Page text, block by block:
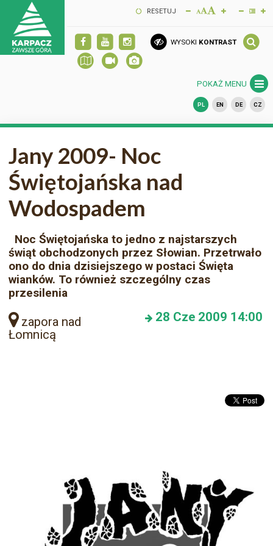
RESETUJ
WYSOKI KONTRAST
POKAŻ MENU
PL EN DE CZ
Jany 2009- Noc
Świętojańska nad
Wodospadem
Noc Świętojańska to jedno z najstarszych
świąt obchodzonych przez Słowian. Przetrwało
ono do dnia dzisiejszego w postaci Święta
wianków. To również szczególny czas
przesilenia
zapora nad
Łomnicą
28 Cze 2009 14:00